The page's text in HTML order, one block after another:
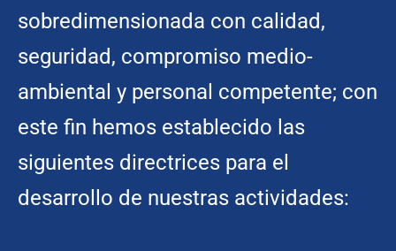
sobredimensionada con calidad,
seguridad, compromiso medio-
ambiental y personal competente; con
este fin hemos establecido las
siguientes directrices para el
desarrollo de nuestras actividades: